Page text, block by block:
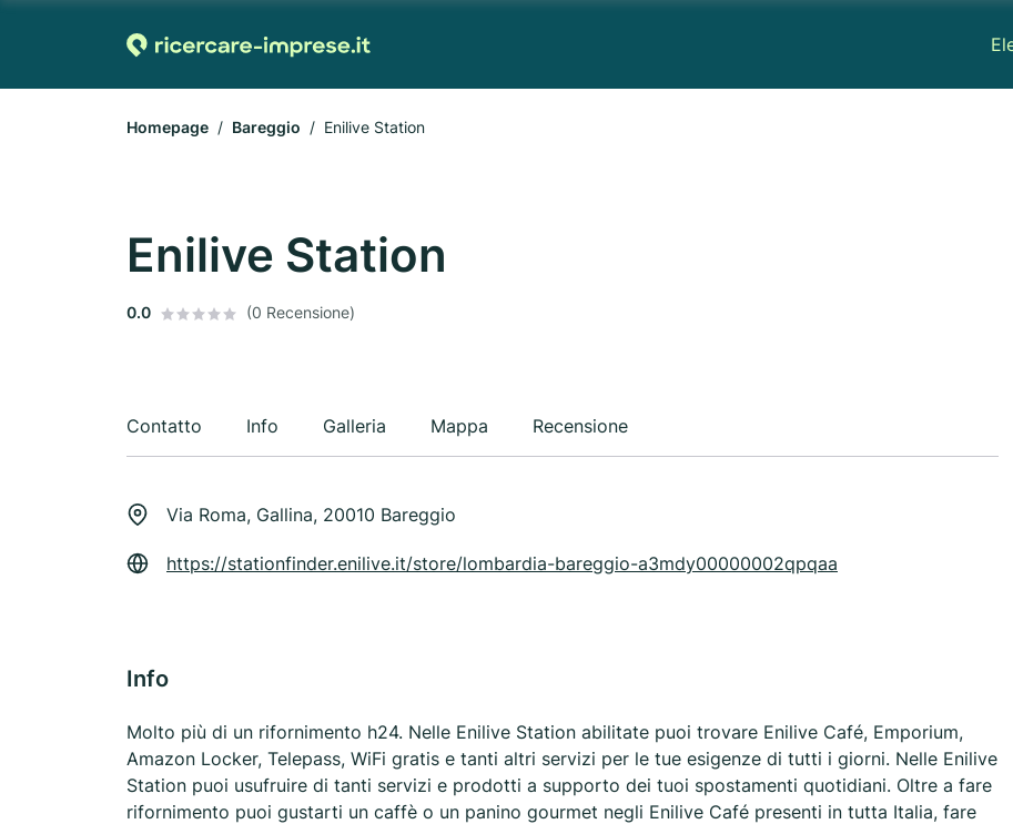
Homepage Bareggio Enilive Station
Enilive Station
0.0 (0 Recensione)
Contatto Info Galleria Mappa Recensione
Via Roma, Gallina, 20010 Bareggio
https://stationfinder.enilive.it/store/lombardia-bareggio-a3mdy00000002qpqaa
Info
Molto più di un rifornimento h24. Nelle Enilive Station abilitate puoi trovare Enilive Café, Emporium,
Amazon Locker, Telepass, WiFi gratis e tanti altri servizi per le tue esigenze di tutti i giorni. Nelle Enilive
Station puoi usufruire di tanti servizi e prodotti a supporto dei tuoi spostamenti quotidiani. Oltre a fare
rifornimento puoi gustarti un caffè o un panino gourmet negli Enilive Café presenti in tutta Italia, fare